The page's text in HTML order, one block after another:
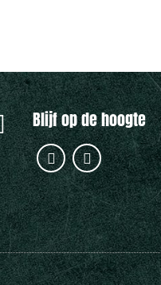
Blijf op de hoogte